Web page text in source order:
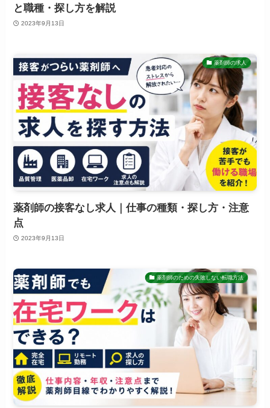
と職種・探し方を解説
2023年9月13日
薬剤師の求人
薬剤師の接客なし求人｜仕事の種類・探し方・注意
点
2023年9月13日
薬剤師のための失敗しない転職方法